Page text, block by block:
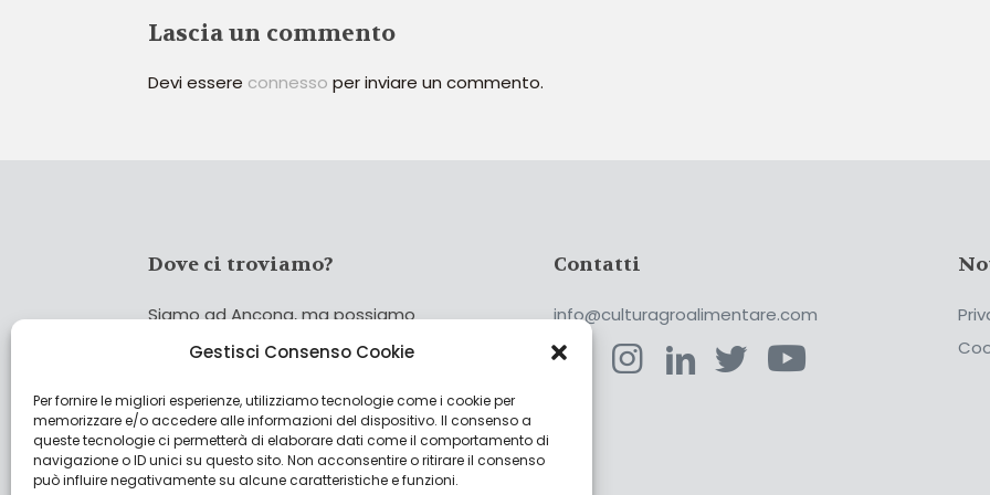
Gestisci Consenso Cookie
Per fornire le migliori esperienze, utilizziamo tecnologie come i cookie per
memorizzare e/o accedere alle informazioni del dispositivo. Il consenso a
queste tecnologie ci permetterà di elaborare dati come il comportamento di
navigazione o ID unici su questo sito. Non acconsentire o ritirare il consenso
può influire negativamente su alcune caratteristiche e funzioni.
Lascia un commento
Devi essere connesso per inviare un commento.
Dove ci troviamo?
Siamo ad Ancona, ma possiamo
coprire tutta Italia!
Cerca
Cerca
Contatti
info@culturagroalimentare.com